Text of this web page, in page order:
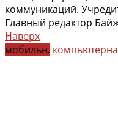
коммуникаций.
Главный редактор
Наверх
мобильн.